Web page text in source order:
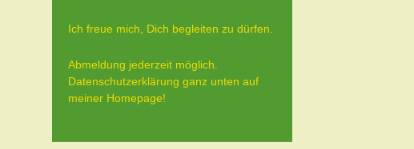
Ich freue mich, Dich begleiten zu dürfen.
Abmeldung jederzeit möglich.
Datenschutzerklärung ganz unten auf
meiner Homepage!